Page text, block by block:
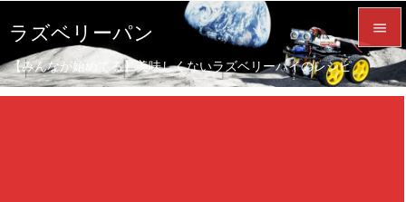
ラズベリーパン
【みんなが始めてる】美味しくないラズベリーパイのレシピ


メニュ